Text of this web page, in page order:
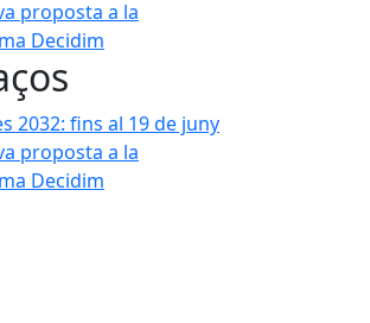
2032: fins al 19 de juny
proposta a la
Decidim